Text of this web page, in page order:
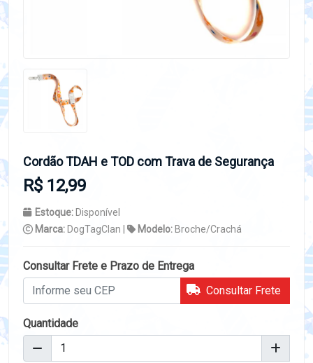
Cordão TDAH e TOD com Trava de Segurança
R$ 12,99
Estoque: Disponível
Marca: DogTagClan | Modelo: Broche/Crachá
Consultar Frete e Prazo de Entrega
Consultar Frete
Quantidade